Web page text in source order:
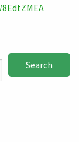
Search